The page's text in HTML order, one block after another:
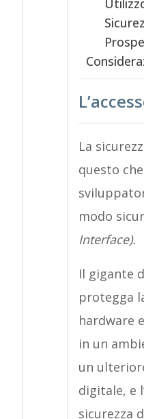
La
questo
modo
Interface).
Il gigante
protegga
hardware
in un
un
digitale, e
sicurezza